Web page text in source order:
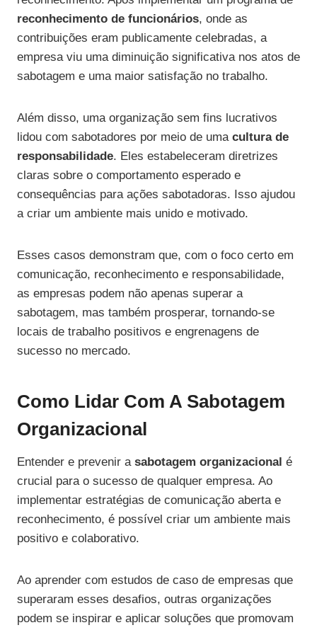
reconhecimento de funcionários, onde as
contribuições eram publicamente celebradas, a
empresa viu uma diminuição significativa nos atos de
sabotagem e uma maior satisfação no trabalho.
Além disso, uma organização sem fins lucrativos
lidou com sabotadores por meio de uma cultura de
responsabilidade. Eles estabeleceram diretrizes
claras sobre o comportamento esperado e
consequências para ações sabotadoras. Isso ajudou
a criar um ambiente mais unido e motivado.
Esses casos demonstram que, com o foco certo em
comunicação, reconhecimento e responsabilidade,
as empresas podem não apenas superar a
sabotagem, mas também prosperar, tornando-se
locais de trabalho positivos e engrenagens de
sucesso no mercado.
Como Lidar Com A Sabotagem
Organizacional
Entender e prevenir a sabotagem organizacional é
crucial para o sucesso de qualquer empresa. Ao
implementar estratégias de comunicação aberta e
reconhecimento, é possível criar um ambiente mais
positivo e colaborativo.
Ao aprender com estudos de caso de empresas que
superaram esses desafios, outras organizações
podem se inspirar e aplicar soluções que promovam